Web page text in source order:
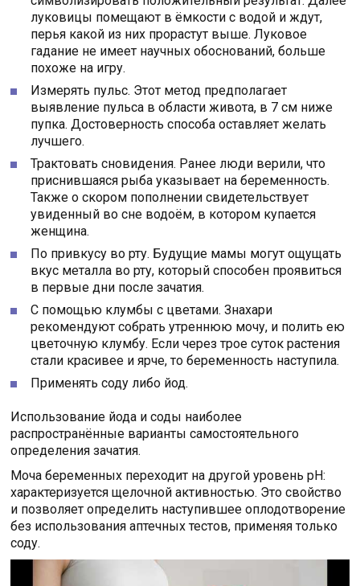
луковицы помещают в ёмкости с водой и ждут,
перья какой из них прорастут выше. Луковое
гадание не имеет научных обоснований, больше
похоже на игру.
Измерять пульс. Этот метод предполагает
выявление пульса в области живота, в 7 см ниже
пупка. Достоверность способа оставляет желать
лучшего.
Трактовать сновидения. Ранее люди верили, что
приснившаяся рыба указывает на беременность.
Также о скором пополнении свидетельствует
увиденный во сне водоём, в котором купается
женщина.
По привкусу во рту. Будущие мамы могут ощущать
вкус металла во рту, который способен проявиться
в первые дни после зачатия.
С помощью клумбы с цветами. Знахари
рекомендуют собрать утреннюю мочу, и полить ею
цветочную клумбу. Если через трое суток растения
стали красивее и ярче, то беременность наступила.
Применять соду либо йод.
Использование йода и соды наиболее
распространённые варианты самостоятельного
определения зачатия.
Моча беременных переходит на другой уровень рН:
характеризуется щелочной активностью. Это свойство
и позволяет определить наступившее оплодотворение
без использования аптечных тестов, применяя только
соду.